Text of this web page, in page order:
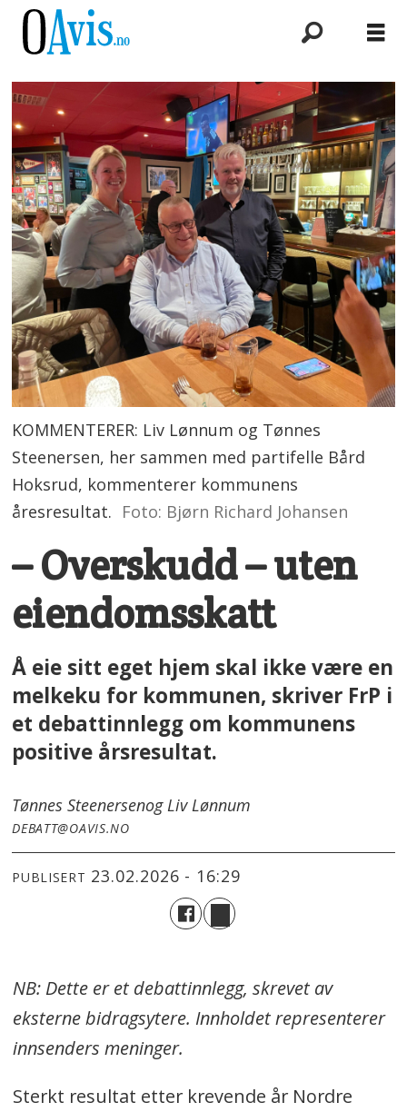
KOMMENTERER: Liv Lønnum og Tønnes
Steenersen, her sammen med partifelle Bård
Hoksrud, kommenterer kommunens
åresresultat. Foto: Bjørn Richard Johansen
– Overskudd – uten
eiendomsskatt
Å eie sitt eget hjem skal ikke være en
melkeku for kommunen, skriver FrP i
et debattinnlegg om kommunens
positive årsresultat.
Tønnes Steenersenog Liv Lønnum
DEBATT@OAVIS.NO
PUBLISERT 23.02.2026 - 16:29
NB: Dette er et debattinnlegg, skrevet av
eksterne bidragsytere. Innholdet representerer
innsenders meninger.
Sterkt resultat etter krevende år Nordre